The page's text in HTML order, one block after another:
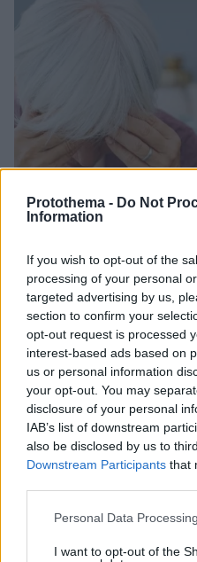
Protothema - Do Not
Information
If you wish to opt-out of the
processing of your personal
targeted advertising by us,
section to confirm your
opt-out request is processed
interest-based ads based on
us or personal information
your opt-out. You may
disclosure of your personal
IAB’s list of downstream
also be disclosed by us to
Downstream Participants that
Please note that this website/
not limited to your visit or
Personal Data
I want to opt-out of the
Η παχυσαρκία δεν απειλεί
Ανησυχητικά τα δεδομένα
Μελέτη συνδέει
Σώματος με αυξημένο
αναδεικνύοντας την
παράγοντα - Η κυρία
Καθηγήτρια
Νοσοκομείο
14.07.2026, 12:14